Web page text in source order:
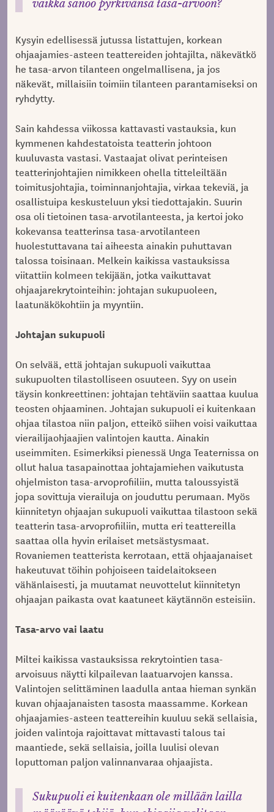
vaikka sanoo pyrkivänsä tasa-arvoon?
Kysyin edellisessä jutussa listattujen, korkean
ohjaajamies-asteen teattereiden johtajilta, näkevätkö
he tasa-arvon tilanteen ongelmallisena, ja jos
näkevät, millaisiin toimiin tilanteen parantamiseksi on
ryhdytty.
Sain kahdessa viikossa kattavasti vastauksia, kun
kymmenen kahdestatoista teatterin johtoon
kuuluvasta vastasi. Vastaajat olivat perinteisen
teatterinjohtajien nimikkeen ohella titteleiltään
toimitusjohtajia, toiminnanjohtajia, virkaa tekeviä, ja
osallistuipa keskusteluun yksi tiedottajakin. Suurin
osa oli tietoinen tasa-arvotilanteesta, ja kertoi joko
kokevansa teatterinsa tasa-arvotilanteen
huolestuttavana tai aiheesta ainakin puhuttavan
talossa toisinaan. Melkein kaikissa vastauksissa
viitattiin kolmeen tekijään, jotka vaikuttavat
ohjaajarekrytointeihin: johtajan sukupuoleen,
laatunäkökohtiin ja myyntiin.
Johtajan sukupuoli
On selvää, että johtajan sukupuoli vaikuttaa
sukupuolten tilastolliseen osuuteen. Syy on usein
täysin konkreettinen: johtajan tehtäviin saattaa kuulua
teosten ohjaaminen. Johtajan sukupuoli ei kuitenkaan
ohjaa tilastoa niin paljon, etteikö siihen voisi vaikuttaa
vierailijaohjaajien valintojen kautta. Ainakin
useimmiten. Esimerkiksi pienessä Unga Teaternissa on
ollut halua tasapainottaa johtajamiehen vaikutusta
ohjelmiston tasa-arvoprofiiliin, mutta taloussyistä
jopa sovittuja vierailuja on jouduttu perumaan. Myös
kiinnitetyn ohjaajan sukupuoli vaikuttaa tilastoon sekä
teatterin tasa-arvoprofiiliin, mutta eri teattereilla
saattaa olla hyvin erilaiset metsästysmaat.
Rovaniemen teatterista kerrotaan, että ohjaajanaiset
hakeutuvat töihin pohjoiseen taidelaitokseen
vähänlaisesti, ja muutamat neuvottelut kiinnitetyn
ohjaajan paikasta ovat kaatuneet käytännön esteisiin.
Tasa-arvo vai laatu
Miltei kaikissa vastauksissa rekrytointien tasa-
arvoisuus näytti kilpailevan laatuarvojen kanssa.
Valintojen selittäminen laadulla antaa hieman synkän
kuvan ohjaajanaisten tasosta maassamme. Korkean
ohjaajamies-asteen teattereihin kuuluu sekä sellaisia,
joiden valintoja rajoittavat mittavasti talous tai
maantiede, sekä sellaisia, joilla luulisi olevan
loputtoman paljon valinnanvaraa ohjaajista.
Sukupuoli ei kuitenkaan ole millään lailla